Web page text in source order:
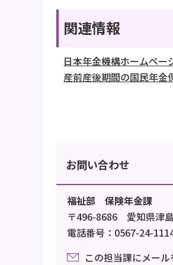
関連情報
日本年金機構ホームペー
産前産後期間の国民年金
お問い合わせ
福祉部 保険年金課
〒496-8686 愛知県津
電話番号：0567-24-
この担当課にメール